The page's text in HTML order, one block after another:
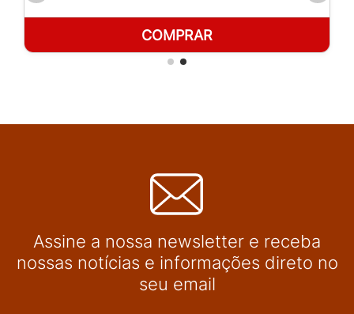
COMPRAR
Assine a nossa newsletter e receba
nossas notícias e informações direto no
seu email